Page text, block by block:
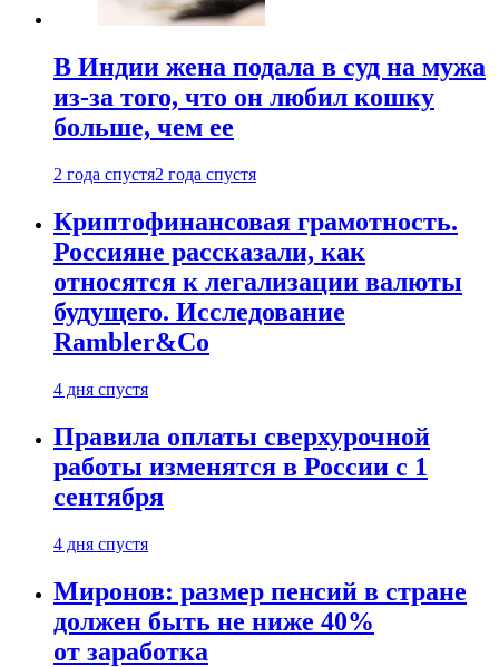
В Индии жена подала в суд на мужа
из-за того, что он любил кошку
больше, чем ее
2 года спустя2 года спустя
Криптофинансовая грамотность.
Россияне рассказали, как
относятся к легализации валюты
будущего. Исследование
Rambler&Co
4 дня спустя
Правила оплаты сверхурочной
работы изменятся в России с 1
сентября
4 дня спустя
Миронов: размер пенсий в стране
должен быть не ниже 40%
от заработка